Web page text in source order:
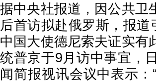
据中央社报道，因公共卫
后首访拟赴俄罗斯，报道
中国大使德尼索夫证实有
统普京于9月访中事宜，
闻简报视讯会议中表示